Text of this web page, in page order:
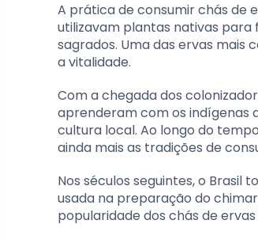
A prática de consumir chás de
utilizavam plantas nativas para
sagrados. Uma das ervas mais
a vitalidade.
Com a chegada dos
aprenderam com os indígenas
cultura local. Ao longo do
ainda mais as tradições de
Nos séculos seguintes, o
usada na preparação do
popularidade dos chás de